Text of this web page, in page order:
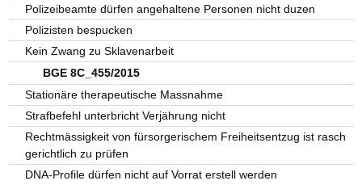
Polizeibeamte dürfen angehaltene Personen nicht duzen
Polizisten bespucken
Kein Zwang zu Sklavenarbeit
BGE 8C_455/2015
Stationäre therapeutische Massnahme
Strafbefehl unterbricht Verjährung nicht
Rechtmässigkeit von fürsorgerischem Freiheitsentzug ist rasch
gerichtlich zu prüfen
DNA-Profile dürfen nicht auf Vorrat erstell werden